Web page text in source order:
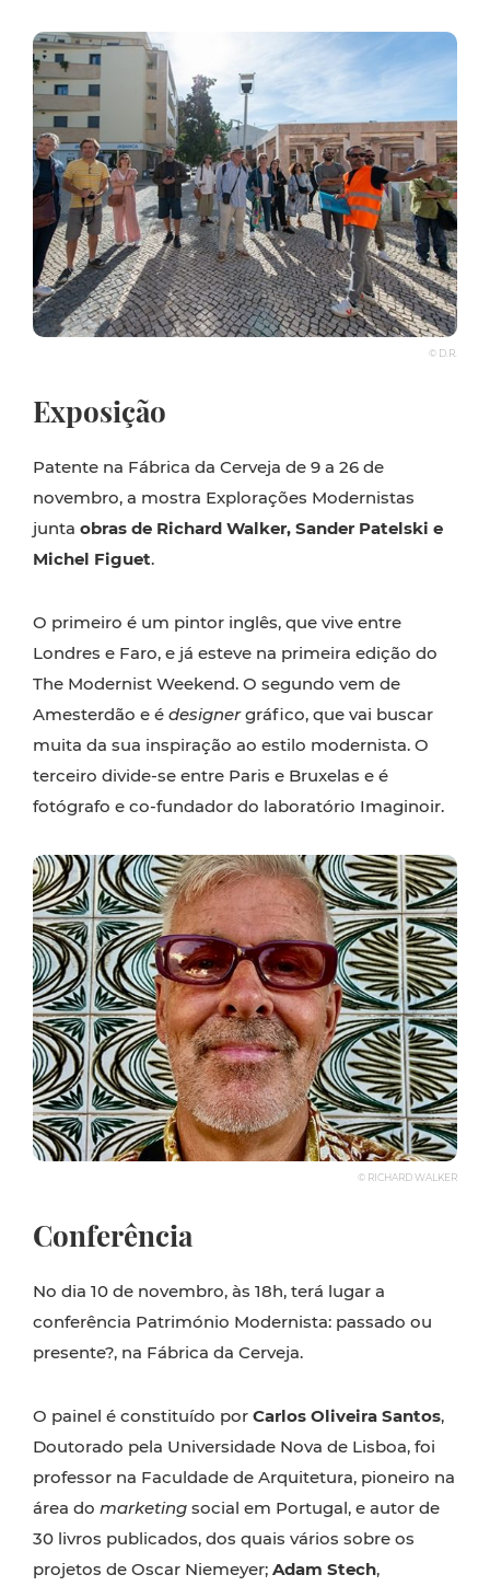
© D.R.
Exposição
Patente na Fábrica da Cerveja de 9 a 26 de
novembro, a mostra Explorações Modernistas
junta obras de Richard Walker, Sander Patelski e
Michel Figuet.
O primeiro é um pintor inglês, que vive entre
Londres e Faro, e já esteve na primeira edição do
The Modernist Weekend. O segundo vem de
Amesterdão e é designergráfico, que vai buscar
muita da sua inspiração ao estilo modernista. O
terceiro divide-se entre Paris e Bruxelas e é
fotógrafo e co-fundador do laboratório Imaginoir.
© RICHARD WALKER
Conferência
No dia 10 de novembro, às 18h, terá lugar a
conferência Património Modernista: passado ou
presente?, na Fábrica da Cerveja.
O painel é constituído por Carlos Oliveira Santos,
Doutorado pela Universidade Nova de Lisboa, foi
professor na Faculdade de Arquitetura, pioneiro na
área do marketing social em Portugal, e autor de
30 livros publicados, dos quais vários sobre os
projetos de Oscar Niemeyer; Adam Stech,